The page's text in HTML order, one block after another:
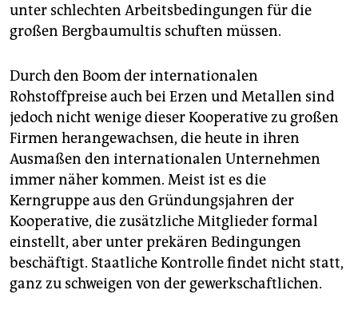
unter schlechten Arbeitsbedingungen für die
großen Bergbaumultis schuften müssen.
Durch den Boom der internationalen
Rohstoffpreise auch bei Erzen und Metallen sind
jedoch nicht wenige dieser Kooperative zu großen
Firmen herangewachsen, die heute in ihren
Ausmaßen den internationalen Unternehmen
immer näher kommen. Meist ist es die
Kerngruppe aus den Gründungsjahren der
Kooperative, die zusätzliche Mitglieder formal
einstellt, aber unter prekären Bedingungen
beschäftigt. Staatliche Kontrolle findet nicht statt,
ganz zu schweigen von der gewerkschaftlichen.